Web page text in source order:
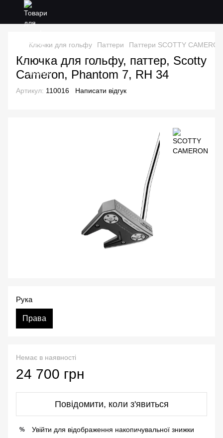
Ключки для гольфу Паттери Паттери SCOTTY CAMERON
Ключка для гольфу, паттер, Scotty
Cameron, Phantom 7, RH 34
Артикул: 110016 Написати відгук
Рука
Права
Немає в наявності
24 700 грн
Повідомити, коли з'явиться
% Увійти для відображення накопичувальної знижки